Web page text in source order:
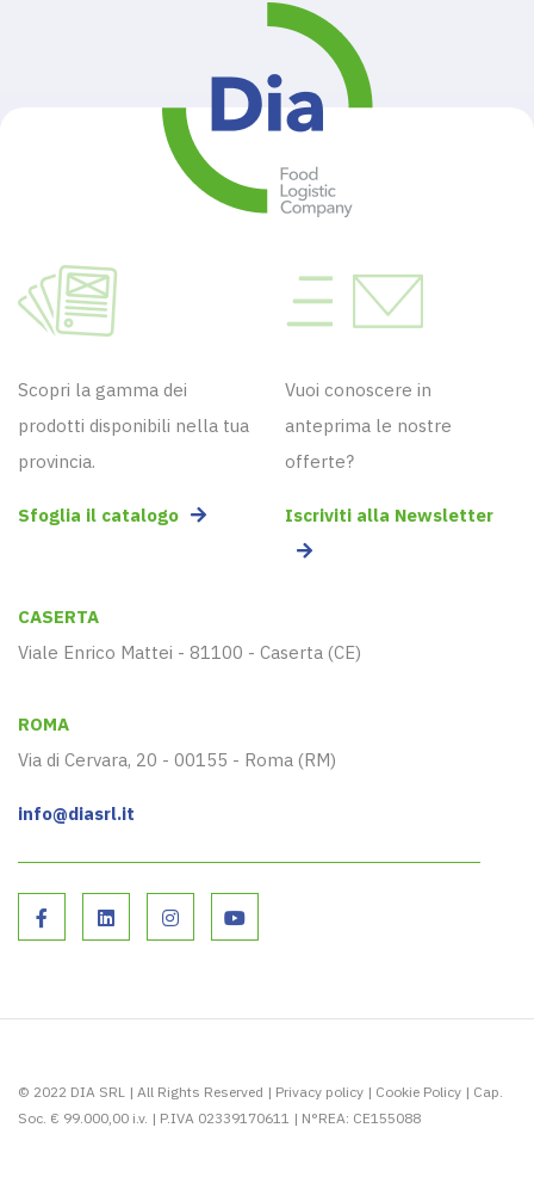
Scopri la gamma dei
prodotti disponibili nella tua
provincia.
Sfoglia il catalogo
Vuoi conoscere in
anteprima le nostre
offerte?
Iscriviti alla Newsletter
CASERTA
Viale Enrico Mattei - 81100 - Caserta (CE)
ROMA
Via di Cervara, 20 - 00155 - Roma (RM)
info@diasrl.it
© 2022 DIA SRL | All Rights Reserved | Privacy policy | Cookie Policy | Cap.
Soc. € 99.000,00 i.v. | P.IVA 02339170611 | N°REA: CE155088